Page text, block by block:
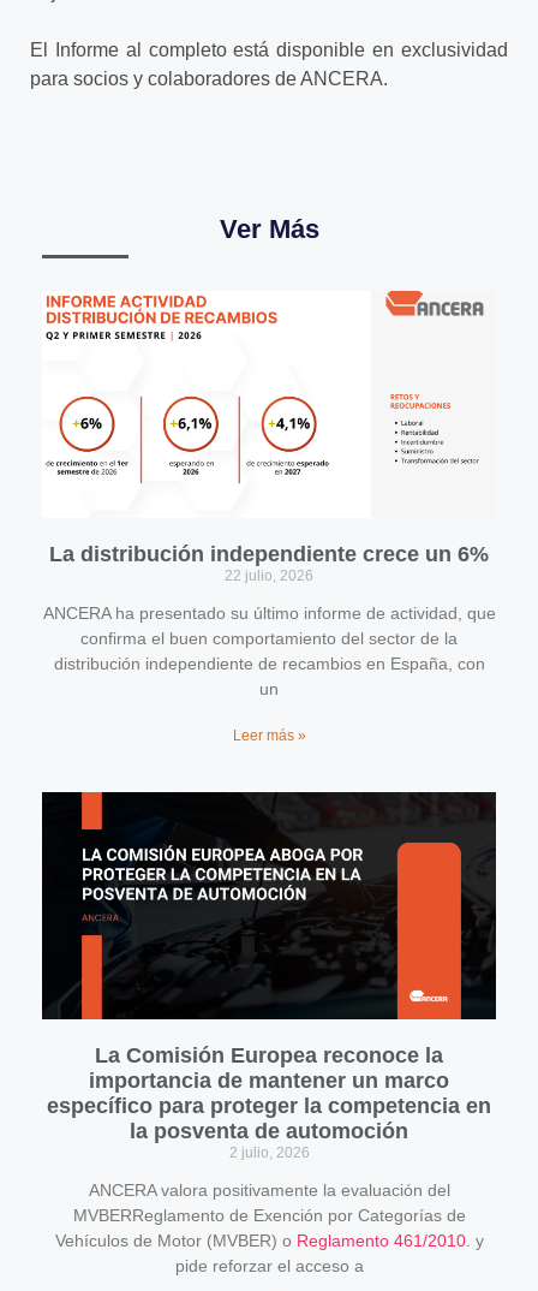
El Informe al completo está disponible en exclusividad
para socios y colaboradores de ANCERA.
Ver Más
La distribución independiente crece un 6%
22 julio, 2026
ANCERA ha presentado su último informe de actividad, que
confirma el buen comportamiento del sector de la
distribución independiente de recambios en España, con
un
Leer más »
La Comisión Europea reconoce la
importancia de mantener un marco
específico para proteger la competencia en
la posventa de automoción
2 julio, 2026
ANCERA valora positivamente la evaluación del
MVBERReglamento de Exención por Categorías de
Vehículos de Motor (MVBER) o Reglamento 461/2010. y
pide reforzar el acceso a